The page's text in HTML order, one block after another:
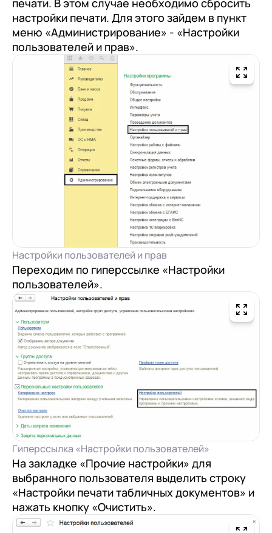
печати. В этом случае необходимо сбросить
настройки печати. Для этого зайдем в пункт
меню «Администрирование» - «Настройки
пользователей и прав».
Настройки пользователей и прав
Переходим по гиперссылке «Настройки
пользователей».
Гиперссылка «Настройки пользователей»
На закладке «Прочие настройки» для
выбранного пользователя выделить строку
«Настройки печати табличных документов» и
нажать кнопку «Очистить».